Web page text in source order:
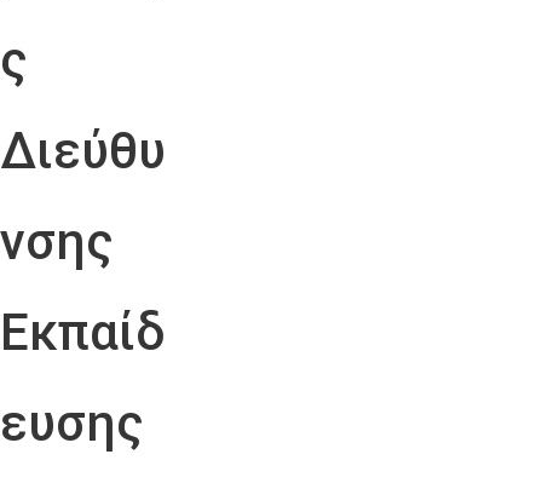
ς
Διεύθυ
νσης
Εκπαίδ
ευσης